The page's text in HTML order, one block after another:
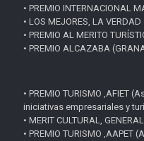
• PREMIO INTERNACIONAL
• LOS MEJORES, LA
• PREMIO AL MERITO
• PREMIO ALCAZABA
• PREMIO TURISMO ,AFIET
iniciativas empresariales y
• MERIT CULTURAL,
• PREMIO TURISMO